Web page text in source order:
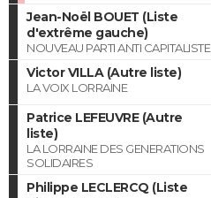
Jean-Noël BOUET (Liste
d'extrême gauche)
NOUVEAU PARTI ANTI CAPITALISTE
Victor VILLA (Autre liste)
LA VOIX LORRAINE
Patrice LEFEUVRE (Autre
liste)
LA LORRAINE DES GENERATIONS
SOLIDAIRES
Philippe LECLERCQ (Liste